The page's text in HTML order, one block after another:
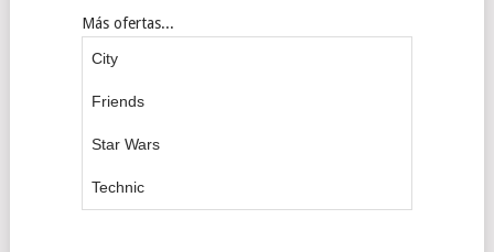
Más ofertas...
City
Friends
Star Wars
Technic